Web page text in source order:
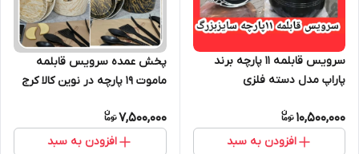
سرویس قابلمه ۱۱ پارچه برند
پاراپ مدل دسته فلزی
10,500,000
افزودن به سبد
پخش عمده سرویس قابلمه
ماموت ۱۹ پارچه در نوین کالا کرج
7,500,000
افزودن به سبد